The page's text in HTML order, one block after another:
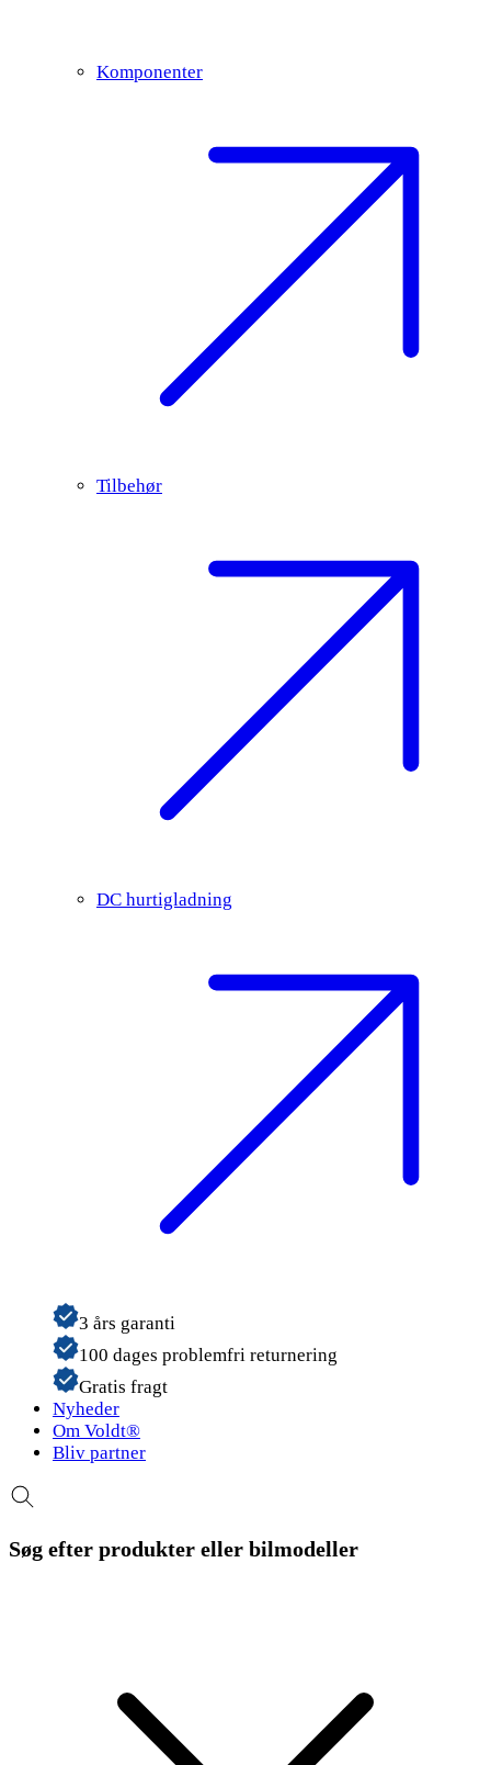
Komponenter
Tilbehør
DC hurtigladning
3 års garanti
100 dages problemfri returnering
Gratis fragt
Nyheder
Om Voldt®
Bliv partner
Søg efter produkter eller bilmodeller